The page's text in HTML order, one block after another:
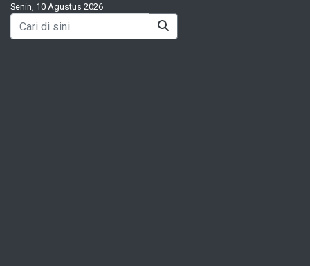
Senin, 10 Agustus 2026